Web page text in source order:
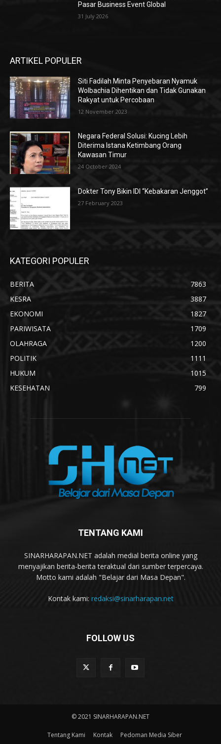
Pasar Business Event Global
31 July 2026
ARTIKEL POPULER
Siti Fadilah Minta Penyebaran Nyamuk
Wolbachia Dihentikan dan Tidak Gunakan
Rakyat untuk Percobaan
12 November 2023
Negara Federal Solusi: Kucing Lebih
Diterima Istana Ketimbang Orang
Kawasan Timur
24 October 2024
Dokter Tony Bikin IDI “Kebakaran Jenggot”
27 February 2023
KATEGORI POPULER
BERITA
7863
KESRA
3887
EKONOMI
1827
PARIWISATA
1709
OLAHRAGA
1200
POLITIK
1111
HUKUM
1015
KESEHATAN
799
TENTANG KAMI
SINARHARAPAN.NET adalah medial berita online yang
menyajikan berita-berita teraktual dari sumber terpercaya.
Motto kami adalah "Belajar dari Masa Depan".
Kontak kami: redaksi@sinarharapan.net
FOLLOW US
© 2021 SINARHARAPAN.NET
Tentang Kami Kontak Pedoman Media Siber